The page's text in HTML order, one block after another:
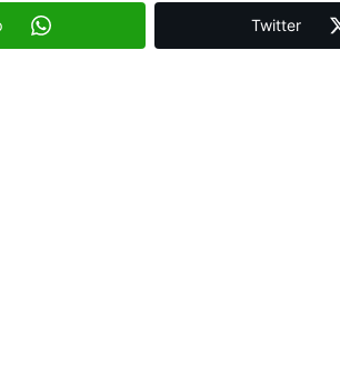
Twitter